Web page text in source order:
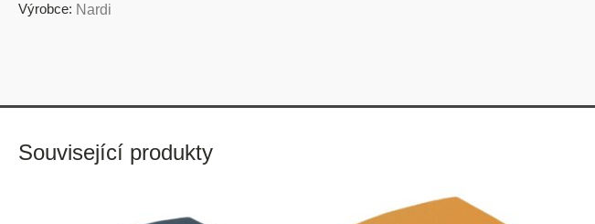
Výrobce: Nardi
Související produkty